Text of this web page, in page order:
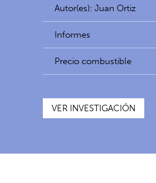
Autor(es): Juan Ortiz
Informes
Precio combustible
VER INVESTIGACIÓN